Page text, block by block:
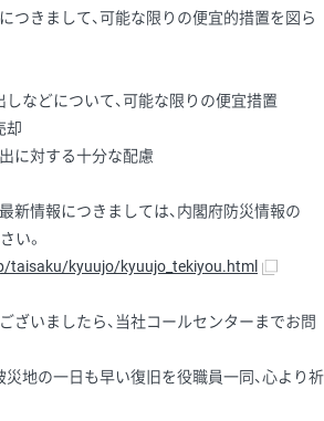
つきまして、可能な限りの便宜的措置を図ら
しなどについて、可能な限りの便宜措置
却
出に対する十分な配慮
新情報につきましては、内閣府防災情報の
い。
taisaku/kyuujo/kyuujo_tekiyou.html
ざいましたら、当社コールセンターまでお問
災地の一日も早い復旧を役職員一同、心より祈